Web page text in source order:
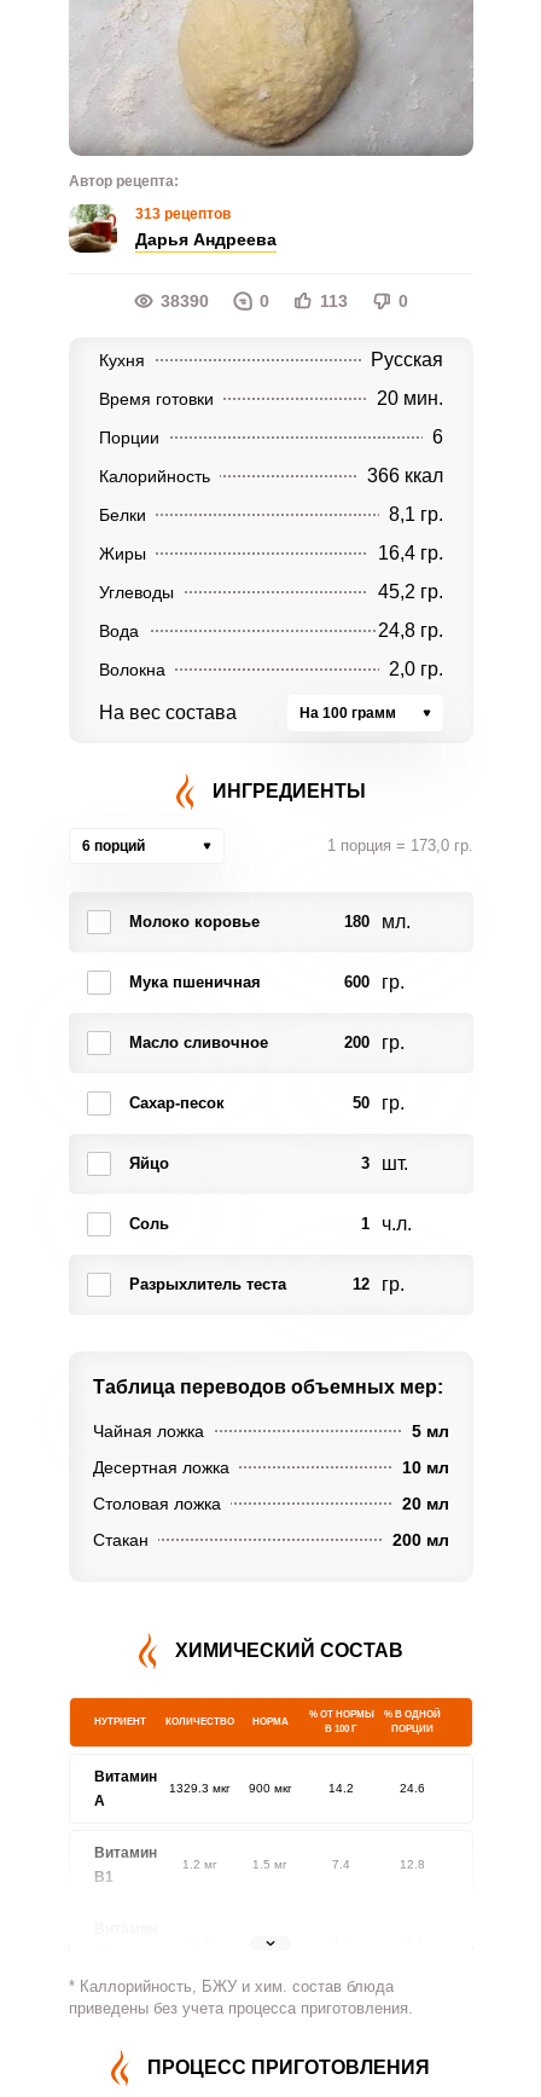
Автор рецепта:
313 рецептов
Дарья Андреева
38390 0 113 0
Кухня Русская
Время готовки 20 мин.
Порции 6
Калорийность 366 ккал
Белки 8,1 гр.
Жиры 16,4 гр.
Углеводы 45,2 гр.
Вода 24,8 гр.
Волокна 2,0 гр.
На вес состава На 100 грамм
ИНГРЕДИЕНТЫ
6 порций 1 порция = 173,0 гр.
Молоко коровье 180 мл.
Мука пшеничная 600 гр.
Масло сливочное 200 гр.
Сахар-песок 50 гр.
Яйцо 3 шт.
Соль 1 ч.л.
Разрыхлитель теста 12 гр.
Таблица переводов объемных мер:
Чайная ложка
5 мл
Десертная ложка
10 мл
Столовая ложка
20 мл
Стакан
200 мл
ХИМИЧЕСКИЙ СОСТАВ
НУТРИЕНТ КОЛИЧЕСТВО НОРМА
% ОТ НОРМЫ
В 100 Г
% В ОДНОЙ
ПОРЦИИ
Витамин
A
1329.3 мкг 900 мкг 14.2 24.6
Витамин
В1
1.2 мг 1.5 мг 7.4 12.8
1.8 мг
Витамин
726.4 мг 500 мг 14 24.2
Витамин
* Каллорийность, БЖУ и хим. состав блюда
приведены без учета процесса приготовления.
ПРОЦЕСС ПРИГОТОВЛЕНИЯ